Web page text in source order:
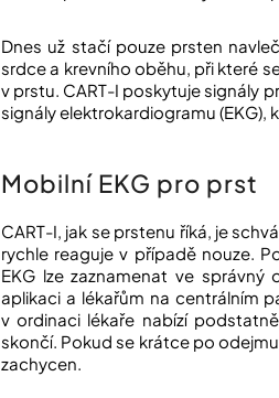
Dnes už stačí pouze prsten
srdce a krevního oběhu, při které
v prstu. CART-I poskytuje signály
signály elektrokardiogramu (EKG),
Mobilní EKG pro prst
CART-I, jak se prstenu říká, je
rychle reaguje v případě nouze.
EKG lze zaznamenat ve správný
aplikaci a lékařům na centrálním
v ordinaci lékaře nabízí
skončí. Pokud se krátce po
zachycen.